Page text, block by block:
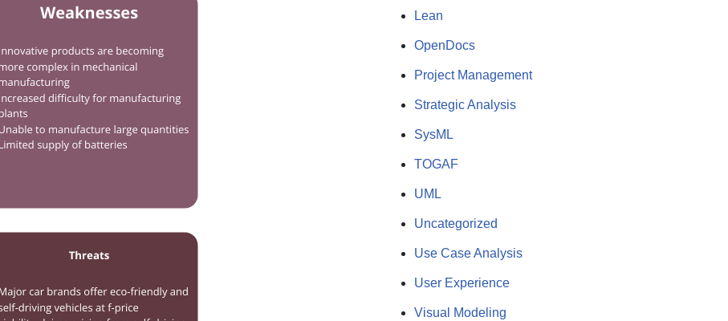
Lean
OpenDocs
Project Management
Strategic Analysis
SysML
TOGAF
UML
Uncategorized
Use Case Analysis
User Experience
Visual Modeling